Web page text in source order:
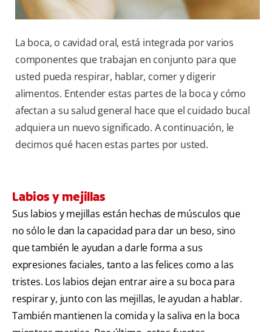
La boca, o cavidad oral, está integrada por varios
componentes que trabajan en conjunto para que
usted pueda respirar, hablar, comer y digerir
alimentos. Entender estas partes de la boca y cómo
afectan a su salud general hace que el cuidado bucal
adquiera un nuevo significado. A continuación, le
decimos qué hacen estas partes por usted.
Labios y mejillas
Sus labios y mejillas están hechas de músculos que
no sólo le dan la capacidad para dar un beso, sino
que también le ayudan a darle forma a sus
expresiones faciales, tanto a las felices como a las
tristes. Los labios dejan entrar aire a su boca para
respirar y, junto con las mejillas, le ayudan a hablar.
También mantienen la comida y la saliva en la boca